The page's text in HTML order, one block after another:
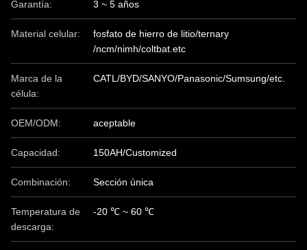
Garantía: 3 ~ 5 años
Material celular:
fosfato de hierro de litio/ternary
/ncm/nimh/coltbat.etc
Marca de la
célula:
CATL/BYD/SANYO/Panasonic/Sumsung/etc.
OEM/ODM: aceptable
Capacidad: 150AH/Customized
Combinación: Sección única
Temperatura de
descarga:
-20 ℃ ~ 60 ℃